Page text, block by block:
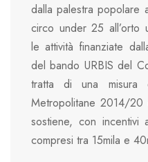
dalla palestra popolare
circo under 25 all’orto
le attività finanziate
del bando URBIS del
tratta di una misura
Metropolitane 2014/20
sostiene, con incentivi
compresi tra 15mila e